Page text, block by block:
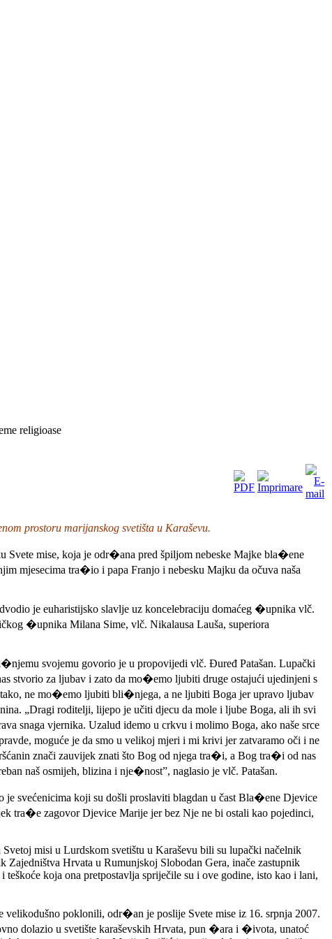
religioase
prostoru marijanskog svetišta u Karaševu.
Svete mise, koja je odr�ana pred špiljom nebeske Majke bla�ene
mjesecima tra�io i papa Franjo i nebesku Majku da očuva naša
je euharistijsko slavlje uz koncelebraciju domaćeg �upnika vlč.
�upnika Milana Sime, vlč. Nikalausa Lauša, superiora
svojemu govorio je u propovijedi vlč. Đuređ Patašan. Lupački
stvorio za ljubav i zato da mo�emo ljubiti druge ostajući ujedinjeni s
ne mo�emo ljubiti bli�njega, a ne ljubiti Boga jer upravo ljubav
„Dragi roditelji, lijepo je učiti djecu da mole i ljube Boga, ali ih svi
snaga vjernika. Uzalud idemo u crkvu i molimo Boga, ako naše srce
moguće je da smo u velikoj mjeri i mi krivi jer zatvaramo oči i ne
znači zauvijek znati što Bog od njega tra�i, a Bog tra�i od nas
naš osmijeh, blizina i nje�nost”, naglasio je vlč. Patašan.
svećenicima koji su došli proslaviti blagdan u čast Bla�ene Djevice
tra�e zagovor Djevice Marije jer bez Nje ne bi ostali kao pojedinci,
misi u Lurdskom svetištu u Karaševu bili su lupački načelnik
Hrvata u Rumunjskoj Slobodan Gera, inače zastupnik
koja ona pretpostavlja spriječile su i ove godine, isto kao i lani,
poklonili, odr�an je poslije Svete mise iz 16. srpnja 2007.
dolazio u svetište karaševskih Hrvata, pun �ara i �ivota, unatoć